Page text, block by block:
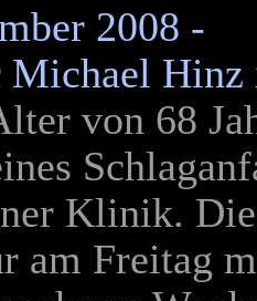
2008 -
Michael
von 68
Klinik.
am Freitag